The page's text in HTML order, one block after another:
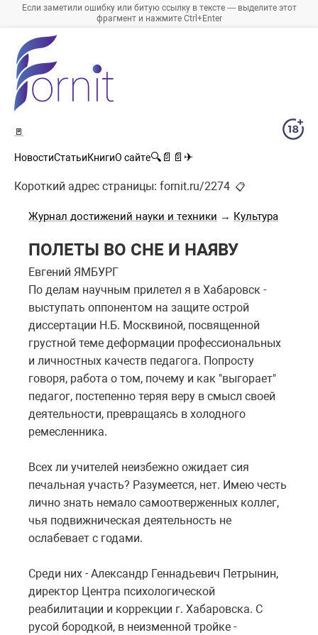
Если заметили ошибку или битую ссылку в тексте — выделите этот
фрагмент и нажмите Ctrl+Enter
🚪
НовостиСтатьиКнигиО сайте🔍 📄 📄 ✈
Короткий адрес страницы: fornit.ru/2274 📋
Журнал достижений науки и техники → Культура
ПОЛЕТЫ ВО СНЕ И НАЯВУ
Евгений ЯМБУРГ
По делам научным прилетел я в Хабаровск -
выступать оппонентом на защите острой
диссертации Н.Б. Москвиной, посвященной
грустной теме деформации профессиональных
и личностных качеств педагога. Попросту
говоря, работа о том, почему и как "выгорает"
педагог, постепенно теряя веру в смысл своей
деятельности, превращаясь в холодного
ремесленника.
Всех ли учителей неизбежно ожидает сия
печальная участь? Разумеется, нет. Имею честь
лично знать немало самоотверженных коллег,
чья подвижническая деятельность не
ослабевает с годами.
Среди них - Александр Геннадьевич Петрынин,
директор Центра психологической
реабилитации и коррекции г. Хабаровска. С
русой бородкой, в неизменной тройке -